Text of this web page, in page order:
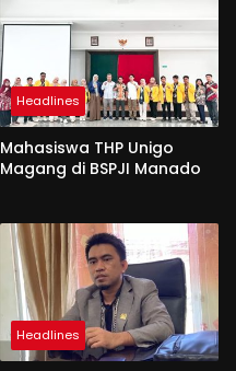
Headlines
Mahasiswa THP Unigo
Magang di BSPJI Manado
Headlines